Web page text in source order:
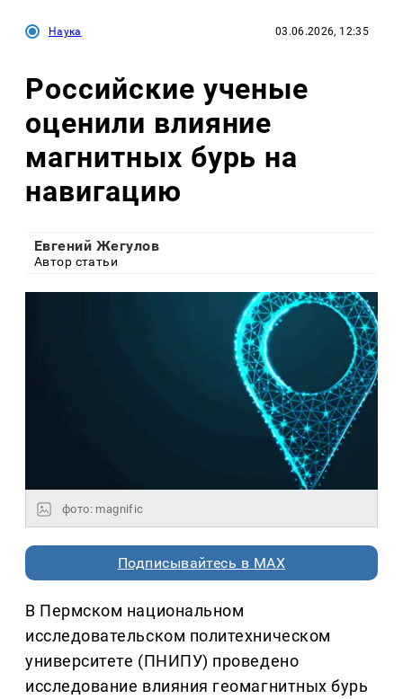
Наука 03.06.2026, 12:35
Российские ученые
оценили влияние
магнитных бурь на
навигацию
Евгений Жегулов
Автор статьи
фото: magnific
Подписывайтесь в MAX
В Пермском национальном
исследовательском политехническом
университете (ПНИПУ) проведено
исследование влияния геомагнитных бурь